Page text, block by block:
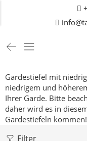
Gardestiefel mit
niedrigem und
Ihrer Garde. Bitte
daher wird es in
Gardestiefeln
Filter